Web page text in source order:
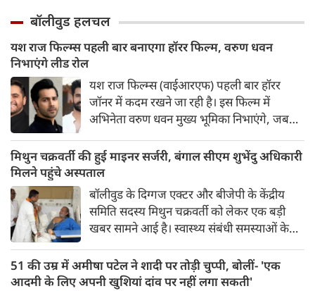
बॉलीवुड हलचल
यश राज फिल्म्स पहली बार बनाएगा हॉरर फिल्म, वरुण धवन
निभाएंगे लीड रोल
यश राज फिल्म्स (वाईआरएफ) पहली बार हॉरर
जॉनर में कदम रखने जा रही है। इस फिल्म में
अभिनेता वरुण धवन मुख्य भूमिका निभाएंगे, जबकि
चर्चित अभय पन्नू संभालेंगे। फिल्म की शूटिंग इस वर्ष
के अंत में शुरू होने की योजना है और इसे वर्ष 2027
में दुनियाभर के सिनेमाघरों में रिलीज़ किया जाएगा।
मिथुन चक्रवर्ती की हुई माइनर सर्जरी, बंगाल सीएम शुभेंदु अधिकारी
मिलने पहुंचे अस्पताल
बॉलीवुड के दिग्गज एक्टर और बीजेपी के केंद्रीय
समिति सदस्य मिथुन चक्रवर्ती को लेकर एक बड़ी
खबर सामने आई है। स्वास्थ्य संबंधी समस्याओं के
कराया गया है, जहां डॉक्टरों की टीम ने उनके दाहिने
हाथ की एक माइनर सर्जरी की है।
51 की उम्र में अमीषा पटेल ने शादी पर तोड़ी चुप्पी, बोलीं- 'एक
आदमी के लिए अपनी खुशियां दांव पर नहीं लगा सकती'